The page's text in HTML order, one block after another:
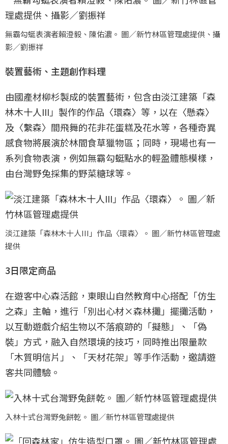
無霸勾蜓表演者賴澄毅、陳佑濃。 圖／新竹林區管理處提供、攝
影／劉振祥
裝置藝術、主題創作料理
由國產材柳杉製成的裝置藝術，包含由淡江建築「森
林木十人III」製作的作品〈環森〉等，以在〈懸森〉
及〈繫森〉間飛舞的花非花蛋糕及花水等，各種奇異
感食物將展演於林間食草獵物區；同時，現場也有一
系列食物表演，例如無霸勾蜓點水的輕盈體態模樣，
由台灣野兔採集的野菜糖球等。
淡江建築「森林木十人III」作品〈環森〉。 圖／新竹林區管理處
提供
3日限定商品
在遊客中心森活館，東眼山自然教育中心搭配「仿生
之森」主軸，進行「別出心材×森林攤」擺攤活動，
以互動遊戲介紹生物以不落痕跡的「擬態」、「偽
裝」方式，融入自然環境的技巧，同時推出限量款
「木質明信片」、「天材花架」等手作活動，邀請遊
客共同體驗。
入林十式台灣野兔餅乾。 圖／新竹林區管理處提供